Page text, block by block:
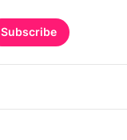
Subscribe